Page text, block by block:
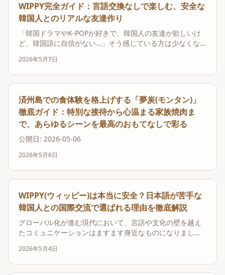
WIPPY完全ガイド：言語交換なしで楽しむ、安全な
韓国人とのリアルな友達作り
「韓国ドラマやK-POPが好きで、韓国人の友達が欲しいけ
ど、韓国語に自信がない…」そう感じている方は少なくな
会話のプレッシャーを感じてしまうことがあります。しか
し、もし言語の壁を気にせず、共通の趣味を通じて自然な
友情を育めるアプリがあるとしたらどうでしょうか？ウ...
2026年5月7日
済州島での食体験を格上げする「夢炭(モンタン)」
徹底ガイド：特別な接待から心温まる家族焼肉ま
で、あらゆるシーンを最高のおもてなしで彩る
公開日: 2026-05-06
2026年5月6日
WIPPY(ウィッピー)は本当に安全？日本語が苦手な
韓国人との国際交流で選ばれる理由を徹底解説
グローバル化が進む現代において、言語や文化の壁を越え
たコミュニケーションはますます身近なものになりまし
出会いを求める多くの人々にとって魅力的な選択肢です。
しかし、その手軽さの裏には、安全性という非常に重要な
課題が潜んでいます。特に、日本語に不慣れな外国人、例
2026年5月4日